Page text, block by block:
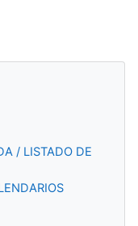
/ LISTADO DE